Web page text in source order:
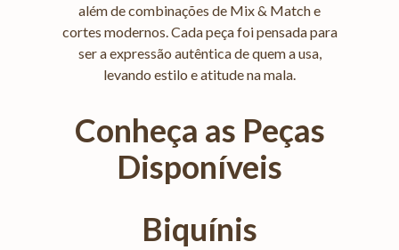
além de combinações de Mix & Match e
cortes modernos. Cada peça foi pensada para
ser a expressão autêntica de quem a usa,
levando estilo e atitude na mala.
Conheça as Peças
Disponíveis
Biquínis